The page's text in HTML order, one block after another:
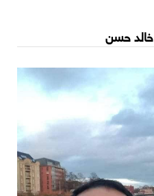
خالد حسن